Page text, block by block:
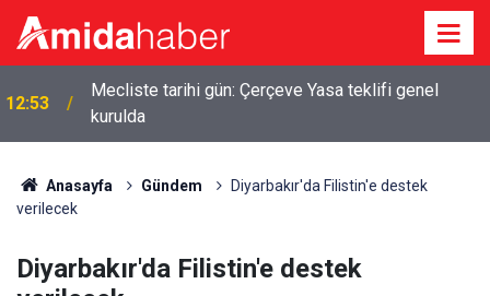
12:46
Diyarbakır’da yem makinesine sıkışan işçi hayatını
kaybetti
Anasayfa Gündem
Diyarbakır'da Filistin'e destek
verilecek
Diyarbakır'da Filistin'e destek